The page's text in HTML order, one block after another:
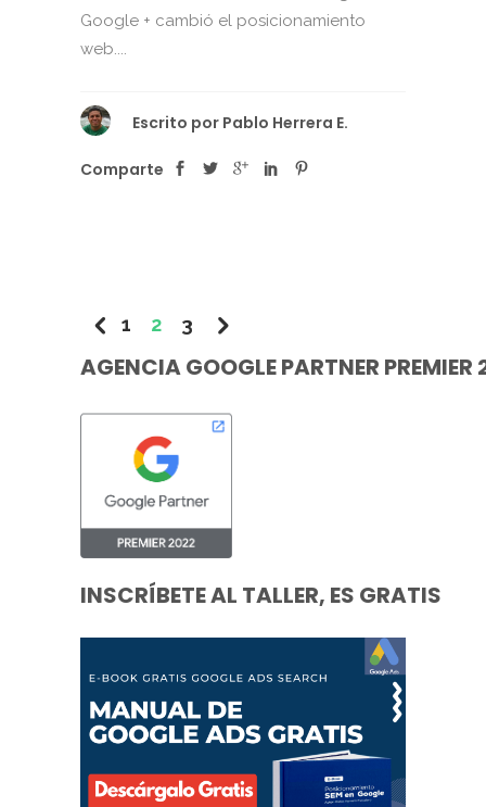
Google + cambió el posicionamiento
web....
Escrito por Pablo Herrera E.
Comparte
1 2 3
AGENCIA GOOGLE PARTNER PREMIER
INSCRÍBETE AL TALLER, ES GRATIS